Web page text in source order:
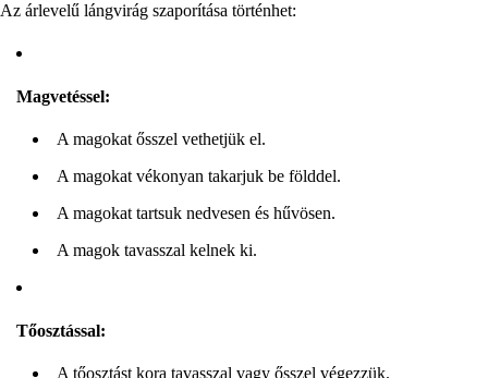
Az árlevelű lángvirág szaporítása történhet:
Magvetéssel:
A magokat ősszel vethetjük el.
A magokat vékonyan takarjuk be földdel.
A magokat tartsuk nedvesen és hűvösen.
A magok tavasszal kelnek ki.
Tőosztással:
A tőosztást kora tavasszal vagy ősszel végezzük.